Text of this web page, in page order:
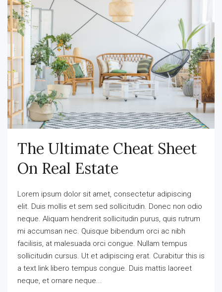
The Ultimate Cheat Sheet
On Real Estate
Lorem ipsum dolor sit amet, consectetur adipiscing
elit. Duis mollis et sem sed sollicitudin. Donec non odio
neque. Aliquam hendrerit sollicitudin purus, quis rutrum
mi accumsan nec. Quisque bibendum orci ac nibh
facilisis, at malesuada orci congue. Nullam tempus
sollicitudin cursus. Ut et adipiscing erat. Curabitur this is
a text link libero tempus congue. Duis mattis laoreet
neque, et ornare neque...